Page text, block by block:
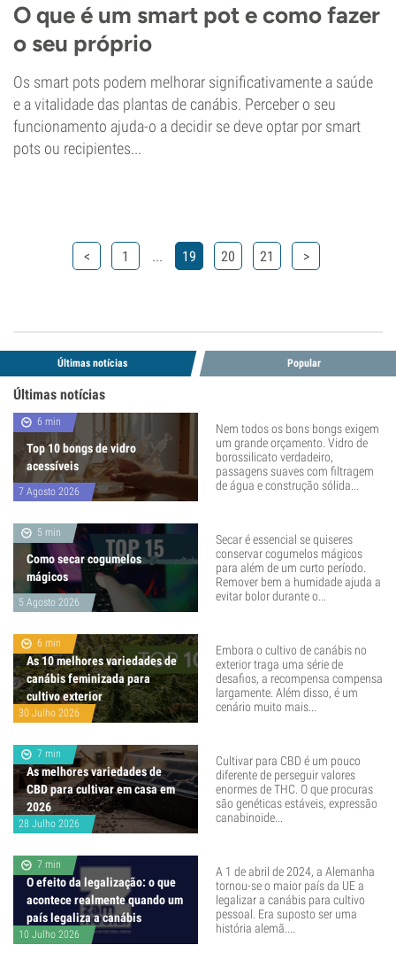
O que é um smart pot e como fazer
o seu próprio
Os smart pots podem melhorar significativamente a saúde
e a vitalidade das plantas de canábis. Perceber o seu
funcionamento ajuda-o a decidir se deve optar por smart
pots ou recipientes...
< 1 ... 19 20 21 >
Últimas notícias Popular
Últimas notícias
6 min
Top 10 bongs de vidro
acessíveis
7 Agosto 2026
Nem todos os bons bongs exigem
um grande orçamento. Vidro de
borossilicato verdadeiro,
passagens suaves com filtragem
de água e construção sólida...
5 min
Como secar cogumelos
mágicos
5 Agosto 2026
Secar é essencial se quiseres
conservar cogumelos mágicos
para além de um curto período.
Remover bem a humidade ajuda a
evitar bolor durante o...
6 min
As 10 melhores variedades de
canábis feminizada para
cultivo exterior
30 Julho 2026
Embora o cultivo de canábis no
exterior traga uma série de
desafios, a recompensa compensa
largamente. Além disso, é um
cenário muito mais...
7 min
As melhores variedades de
CBD para cultivar em casa em
2026
28 Julho 2026
Cultivar para CBD é um pouco
diferente de perseguir valores
enormes de THC. O que procuras
são genéticas estáveis, expressão
canabinoide...
7 min
O efeito da legalização: o que
acontece realmente quando um
país legaliza a canábis
10 Julho 2026
A 1 de abril de 2024, a Alemanha
tornou-se o maior país da UE a
legalizar a canábis para cultivo
pessoal. Era suposto ser uma
história alemã....